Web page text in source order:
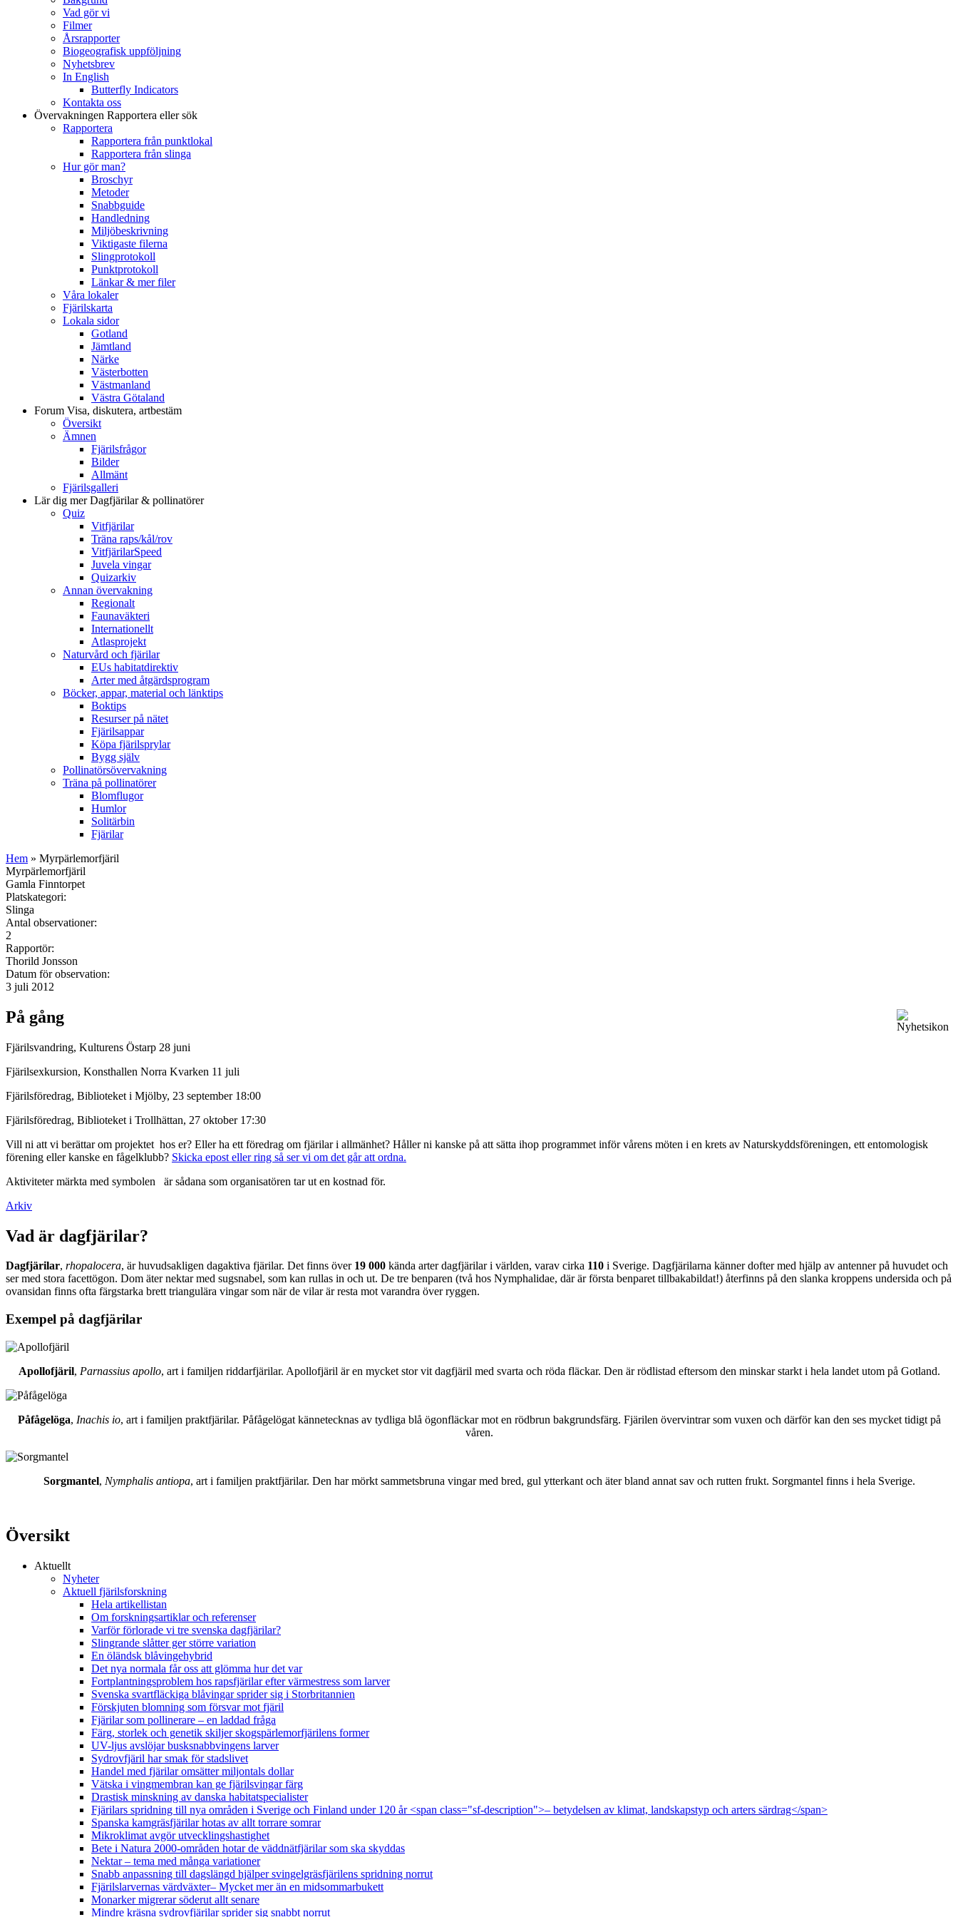
Vad gör vi
Filmer
Årsrapporter
Biogeografisk uppföljning
Nyhetsbrev
In English
Butterfly Indicators
Kontakta oss
Övervakningen Rapportera eller sök
Rapportera
Rapportera från punktlokal
Rapportera från slinga
Hur gör man?
Broschyr
Metoder
Snabbguide
Handledning
Miljöbeskrivning
Viktigaste filerna
Slingprotokoll
Punktprotokoll
Länkar & mer filer
Våra lokaler
Fjärilskarta
Lokala sidor
Gotland
Jämtland
Närke
Västerbotten
Västmanland
Västra Götaland
Forum Visa, diskutera, artbestäm
Översikt
Ämnen
Fjärilsfrågor
Bilder
Allmänt
Fjärilsgalleri
Lär dig merDagfjärilar & pollinatörer
Quiz
Vitfjärilar
Träna raps/kål/rov
VitfjärilarSpeed
Juvela vingar
Quizarkiv
Annan övervakning
Regionalt
Faunaväkteri
Internationellt
Atlasprojekt
Naturvård och fjärilar
EUs habitatdirektiv
Arter med åtgärdsprogram
Böcker, appar, material och länktips
Boktips
Resurser på nätet
Fjärilsappar
Köpa fjärilsprylar
Bygg själv
Pollinatörsövervakning
Träna på pollinatörer
Blomflugor
Humlor
Solitärbin
Fjärilar
Hem » Myrpärlemorfjäril
Myrpärlemorfjäril
Gamla Finntorpet
Platskategori:
Slinga
Antal observationer:
2
Rapportör:
Thorild Jonsson
Datum för observation:
3 juli 2012
På gång
Fjärilsvandring, Kulturens Östarp 28 juni
Fjärilsexkursion, Konsthallen Norra Kvarken 11 juli
Fjärilsföredrag, Biblioteket i Mjölby, 23 september 18:00
Fjärilsföredrag, Biblioteket i Trollhättan, 27 oktober 17:30
Vill ni att vi berättar om projektet hos er? Eller ha ett föredrag om fjärilar i allmänhet? Håller ni kanske på att sätta ihop programmet inför vårens möten i en krets av Naturskyddsföreningen, ett entomologisk
förening eller kanske en fågelklubb? Skicka epost eller ring så ser vi om det går att ordna.
Aktiviteter märkta med symbolen
är sådana som organisatören tar ut en kostnad för.
Arkiv
Vad är dagfjärilar?
Dagfjärilar, rhopalocera, är huvudsakligen dagaktiva fjärilar. Det finns över 19 000 kända arter dagfjärilar i världen, varav cirka 110 i Sverige. Dagfjärilarna känner dofter med hjälp av antenner på huvudet och
ser med stora facettögon. Dom äter nektar med sugsnabel, som kan rullas in och ut. De tre benparen (två hos Nymphalidae, där är första benparet tillbakabildat!) återfinns på den slanka kroppens undersida och på
ovansidan finns ofta färgstarka brett triangulära vingar som när de vilar är resta mot varandra över ryggen.
Exempel på dagfjärilar
Apollofjäril, Parnassius apollo, art i familjen riddarfjärilar. Apollofjäril är en mycket stor vit dagfjäril med svarta och röda fläckar. Den är rödlistad eftersom den minskar starkt i hela landet utom på Gotland.
Påfågelöga, Inachis io, art i familjen praktfjärilar. Påfågelögat kännetecknas av tydliga blå ögonfläckar mot en rödbrun bakgrundsfärg. Fjärilen övervintrar som vuxen och därför kan den ses mycket tidigt på
våren.
Sorgmantel, Nymphalis antiopa, art i familjen praktfjärilar. Den har mörkt sammetsbruna vingar med bred, gul ytterkant och äter bland annat sav och rutten frukt. Sorgmantel finns i hela Sverige.
Översikt
Aktuellt
Nyheter
Aktuell fjärilsforskning
Hela artikellistan
Om forskningsartiklar och referenser
Varför förlorade vi tre svenska dagfjärilar?
Slingrande slåtter ger större variation
En öländsk blåvingehybrid
Det nya normala får oss att glömma hur det var
Fortplantningsproblem hos rapsfjärilar efter värmestress som larver
Svenska svartfläckiga blåvingar sprider sig i Storbritannien
Förskjuten blomning som försvar mot fjäril
Fjärilar som pollinerare – en laddad fråga
Färg, storlek och genetik skiljer skogspärlemorfjärilens former
UV-ljus avslöjar busksnabbvingens larver
Sydrovfjäril har smak för stadslivet
Handel med fjärilar omsätter miljontals dollar
Vätska i vingmembran kan ge fjärilsvingar färg
Drastisk minskning av danska habitatspecialister
Fjärilars spridning till nya områden i Sverige och Finland under 120 år <span class="sf-description">– betydelsen av klimat, landskapstyp och arters särdrag</span>
Spanska kamgräsfjärilar hotas av allt torrare somrar
Mikroklimat avgör utvecklingshastighet
Bete i Natura 2000-områden hotar de väddnätfjärilar som ska skyddas
Nektar – tema med många variationer
Snabb anpassning till dagslängd hjälper svingelgräsfjärilens spridning norrut
Fjärilslarvernas värdväxter– Mycket mer än en midsommarbukett
Monarker migrerar söderut allt senare
Mindre kräsna sydrovfjärilar sprider sig snabbt norrut